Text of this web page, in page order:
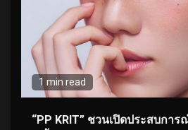
1 min read
“PP KRIT” ชวนเปิดประสบกา